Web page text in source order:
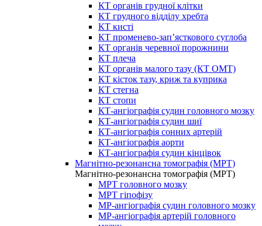
КТ органів грудної клітки
КТ грудного відділу хребта
КТ кисті
КТ променево-зап’ясткового суглоба
КТ органів черевної порожнини
КТ плеча
КТ органів малого тазу (КТ ОМТ)
КТ кісток тазу, криж та куприка
КТ стегна
КТ стопи
КТ-ангіографія судин головного мозку
КТ-ангіографія судин шиї
КТ-ангіографія сонних артерій
КТ-ангіографія аорти
КТ-ангіографія судин кінцівок
Магнітно-резонансна томографія (МРТ)
Магнітно-резонансна томографія (МРТ)
МРТ головного мозку
МРТ гіпофізу
МР-ангіографія судин головного мозку
МР-ангіографія артерій головного